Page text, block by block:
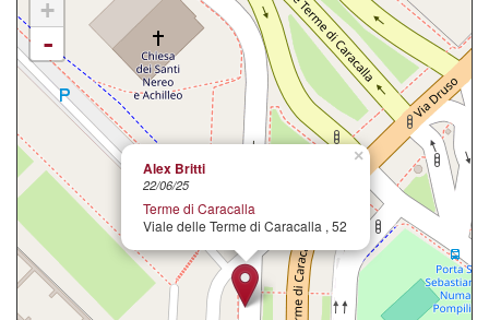
×
Alex Britti
22/06/25
Terme di Caracalla
Viale delle Terme di Caracalla , 52
+
-